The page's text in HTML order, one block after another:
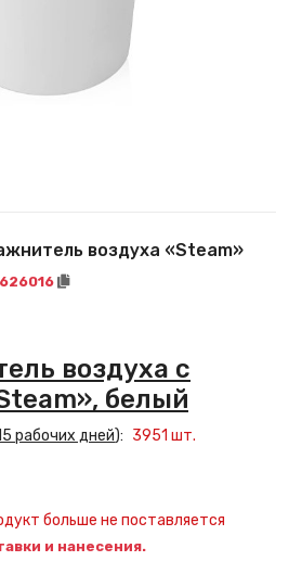
воздуха «Steam»
626016
воздуха с
белый
рабочих дней): 3951 шт.
больше не поставляется
и нанесения.